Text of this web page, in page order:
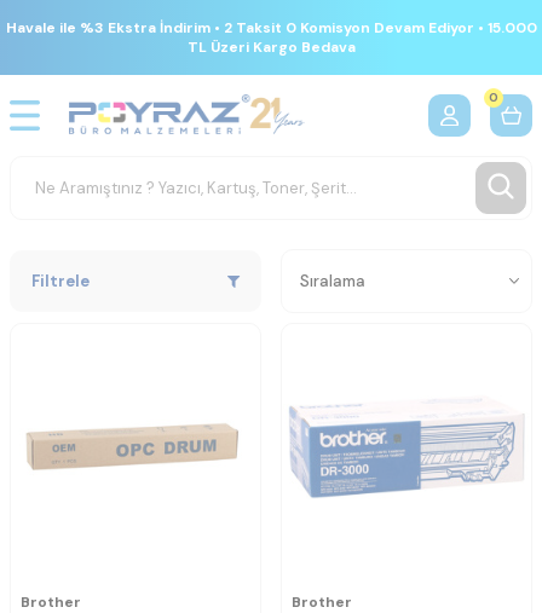
Havale ile %3 Ekstra İndirim • 2 Taksit 0 Komisyon Devam Ediyor • 15.000
TL Üzeri Kargo Bedava
0
Filtrele
Brother
Brother